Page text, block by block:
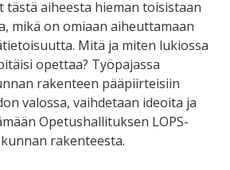
aiheesta hieman toisistaan
mikä on omiaan aiheuttamaan
Mitä ja miten lukiossa
opettaa? Työpajassa
rakenteen pääpiirteisiin
valossa, vaihdetaan ideoita ja
Opetushallituksen LOPS-
rakenteesta.